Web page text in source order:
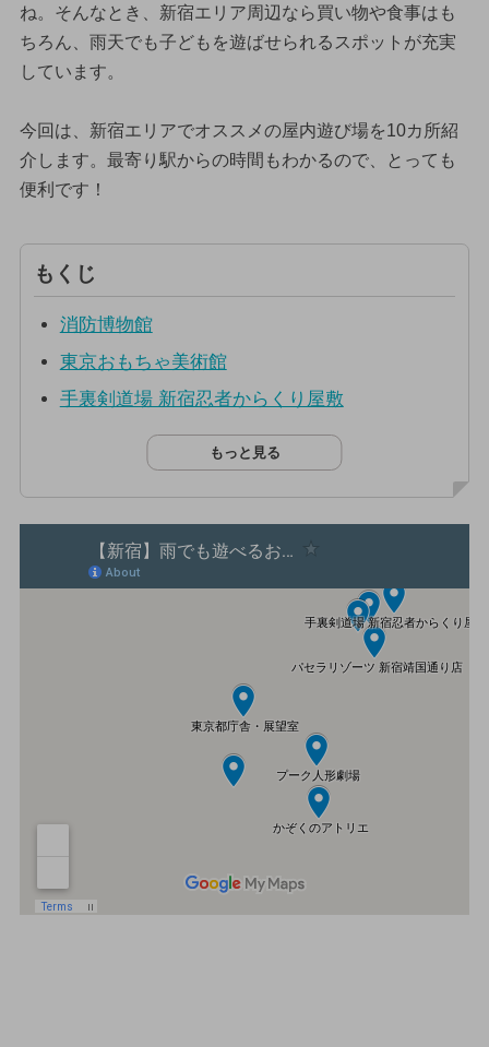
ね。そんなとき、新宿エリア周辺なら買い物や食事はも
ちろん、雨天でも子どもを遊ばせられるスポットが充実
しています。
今回は、新宿エリアでオススメの屋内遊び場を10カ所紹
介します。最寄り駅からの時間もわかるので、とっても
便利です！
もくじ
消防博物館
東京おもちゃ美術館
手裏剣道場 新宿忍者からくり屋敷
もっと見る